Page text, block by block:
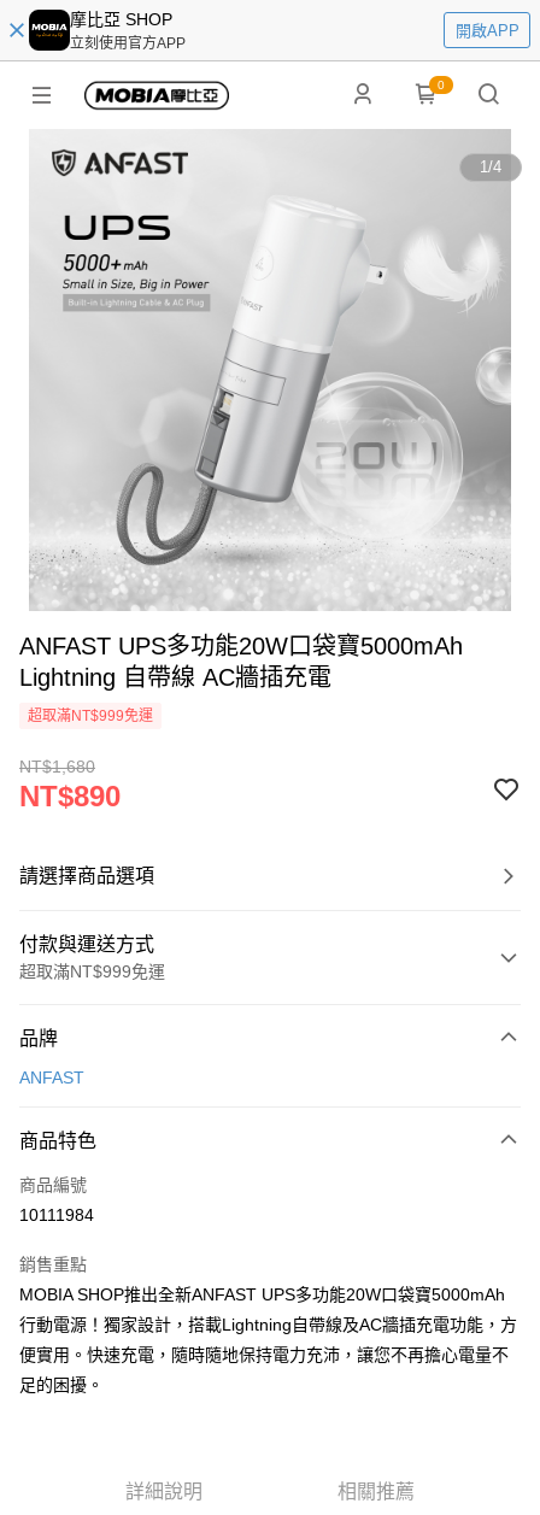
摩比亞 SHOP
立刻使用官方APP
開啟APP
0
1/4
ANFAST UPS多功能20W口袋寶5000mAh
Lightning 自帶線 AC牆插充電
超取滿NT$999免運
NT$1,680
NT$890
請選擇商品選項
付款與運送方式
超取滿NT$999免運
信用卡一次付款
Apple Pay
街口支付
AFTEE先享後付
相關說明
【關於「AFTEE先享後付」】
AFTEE先享後付是「在收到商品之後才付款」的支付方式。 讓您購物簡單
便利好安心！
１．簡單：不需註冊會員、不需綁卡、不需儲值。
【「AFTEE先享後付」結帳流程】
１．於結帳方式選擇「AFTEE先享後付」後，將跳轉至「AFTEE先享後付」
ATM付款
每筆NT$60，滿NT$999(含以上)免運費
品牌
ANFAST
商品特色
商品編號
10111984
銷售重點
MOBIA SHOP推出全新ANFAST UPS多功能20W口袋寶5000mAh
行動電源！獨家設計，搭載Lightning自帶線及AC牆插充電功能，方
便實用。快速充電，隨時隨地保持電力充沛，讓您不再擔心電量不
足的困擾。
詳細說明 相關推薦